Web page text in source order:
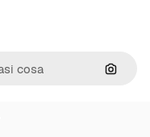
Cerca